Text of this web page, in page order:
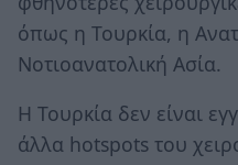
όπως η Τουρκία, η
Νοτιοανατολική Ασία.
Η Τουρκία δεν είναι
άλλα hotspots του